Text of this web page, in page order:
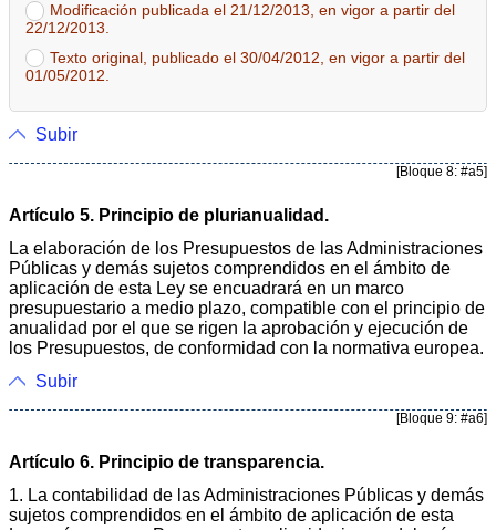
Modificación publicada el 21/12/2013, en vigor a partir del
22/12/2013.
Texto original, publicado el 30/04/2012, en vigor a partir del
01/05/2012.
Subir
[Bloque 8: #a5]
Artículo 5. Principio de plurianualidad.
La elaboración de los Presupuestos de las Administraciones
Públicas y demás sujetos comprendidos en el ámbito de
aplicación de esta Ley se encuadrará en un marco
presupuestario a medio plazo, compatible con el principio de
anualidad por el que se rigen la aprobación y ejecución de
los Presupuestos, de conformidad con la normativa europea.
Subir
[Bloque 9: #a6]
Artículo 6. Principio de transparencia.
1. La contabilidad de las Administraciones Públicas y demás
sujetos comprendidos en el ámbito de aplicación de esta